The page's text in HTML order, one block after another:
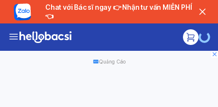
Chat với Bác sĩ ngay 👉 Nhận tư vấn MIỄN PHÍ
👈
Quảng Cáo